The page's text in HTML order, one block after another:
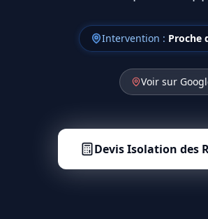
Intervention : Proche
Voir sur
DevisIsolation des